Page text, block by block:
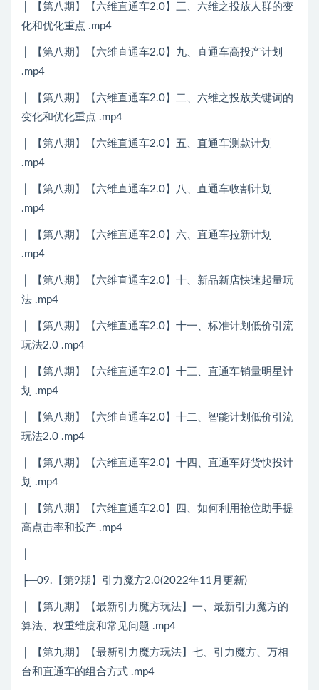
│ 【第八期】【六维直通车2.0】三、六维之投放人群的变
化和优化重点 .mp4
│ 【第八期】【六维直通车2.0】九、直通车高投产计划
.mp4
│ 【第八期】【六维直通车2.0】二、六维之投放关键词的
变化和优化重点 .mp4
│ 【第八期】【六维直通车2.0】五、直通车测款计划
.mp4
│ 【第八期】【六维直通车2.0】八、直通车收割计划
.mp4
│ 【第八期】【六维直通车2.0】六、直通车拉新计划
.mp4
│ 【第八期】【六维直通车2.0】十、新品新店快速起量玩
法 .mp4
│ 【第八期】【六维直通车2.0】十一、标准计划低价引流
玩法2.0 .mp4
│ 【第八期】【六维直通车2.0】十三、直通车销量明星计
划 .mp4
│ 【第八期】【六维直通车2.0】十二、智能计划低价引流
玩法2.0 .mp4
│ 【第八期】【六维直通车2.0】十四、直通车好货快投计
划 .mp4
│ 【第八期】【六维直通车2.0】四、如何利用抢位助手提
高点击率和投产 .mp4
├─09.【第9期】引力魔方2.0(2022年11月更新)
│ 【第九期】【最新引力魔方玩法】一、最新引力魔方的
算法、权重维度和常见问题 .mp4
│ 【第九期】【最新引力魔方玩法】七、引力魔方、万相
台和直通车的组合方式 .mp4